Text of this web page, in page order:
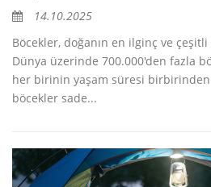
14.10.2025
Böcekler, doğanın en ilginç ve çeşitli
Dünya üzerinde 700.000'den fazla
her birinin yaşam süresi birbirinden
böcekler sade...